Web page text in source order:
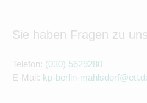
Sie haben Fragen zu
Telefon: (030) 5629280
E-Mail: kp-berlin-